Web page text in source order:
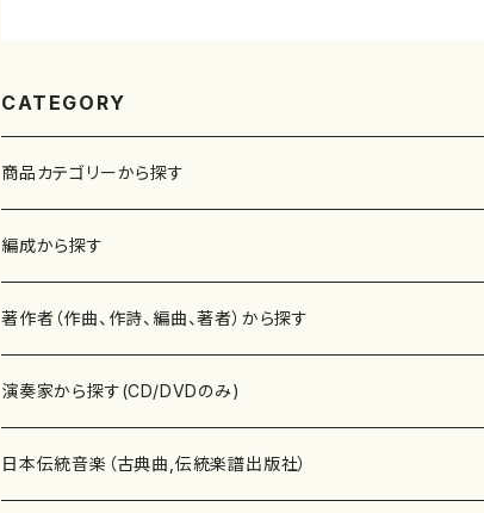
CATEGORY
商品カテゴリーから探す
楽譜
書籍
書籍
テキストブック
CD・DVD
チケット
編成から探す
邦楽器
箏・琴（ソロ）
箏・琴（合奏）
合唱
混声合唱
歌・声
著作者（作曲、作詩、編曲、著者）から探す
あ行
青木省三(アオキ ショウゾウ)
か行
演奏家から探す(CD/DVDのみ)
邦楽（箏、三味線、尺八等）演奏家
日本伝統音楽（古典曲,伝統楽譜出版社）